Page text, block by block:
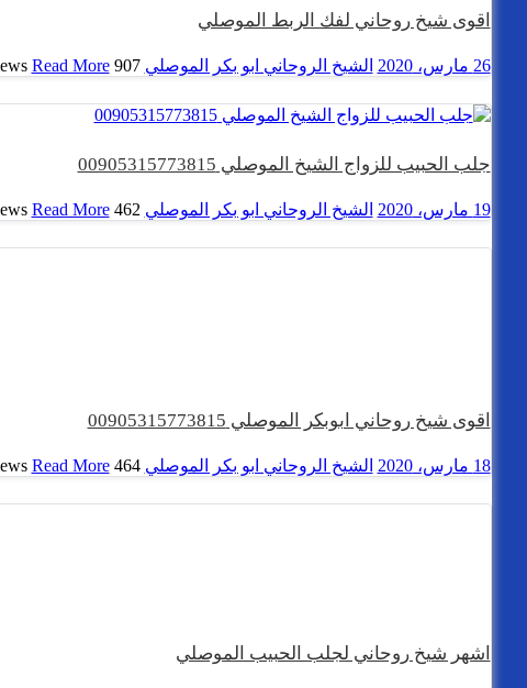
اقوى شيخ روحاني لفك الربط الموصلي
26 مارس، 2020 الشيخ الروحاني ابو بكر الموصلي 907 views
Read More
جلب الحبيب للزواج الشيخ الموصلي 00905315773815
19 مارس، 2020 الشيخ الروحاني ابو بكر الموصلي 462 views
Read More
اقوى شيخ روحاني ابوبكر الموصلي 00905315773815
18 مارس، 2020 الشيخ الروحاني ابو بكر الموصلي 464 views
Read More
اشهر شيخ روحاني لجلب الحبيب الموصلي